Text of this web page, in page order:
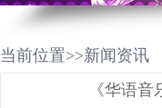
当前位置>>新闻资讯
《华语